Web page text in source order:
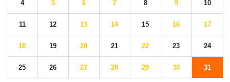
4 5 6 7 8 9 10
11 12 13 14 15 16 17
18 19 20 21 22 23 24
25 26 27 28 29 30 31